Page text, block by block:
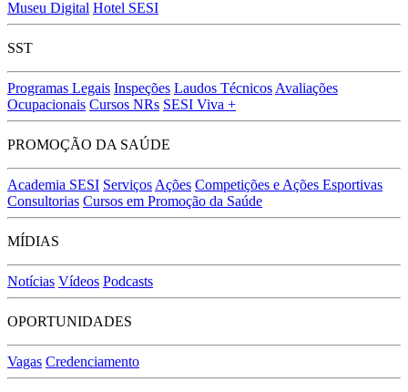
Museu Digital Hotel SESI
SST
Programas Legais Inspeções Laudos Técnicos Avaliações
Ocupacionais Cursos NRs SESI Viva +
PROMOÇÃO DA SAÚDE
Academia SESI Serviços Ações Competições e Ações Esportivas
Consultorias Cursos em Promoção da Saúde
MÍDIAS
Notícias Vídeos Podcasts
OPORTUNIDADES
Vagas Credenciamento